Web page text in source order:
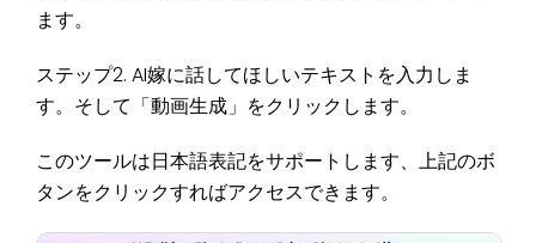
ます。
ステップ2. AI嫁に話してほしいテキストを入力しま
す。そして「動画生成」をクリックします。
このツールは日本語表記をサポートします、上記のボ
タンをクリックすればアクセスできます。